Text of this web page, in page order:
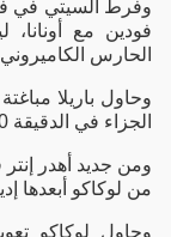
فودين مع
الحارس
وحاول باريلا
الجزاء في الدقيقة 80، إلا أن كرته ذهبت بعيدا عن المرمى.
من لوكاكو